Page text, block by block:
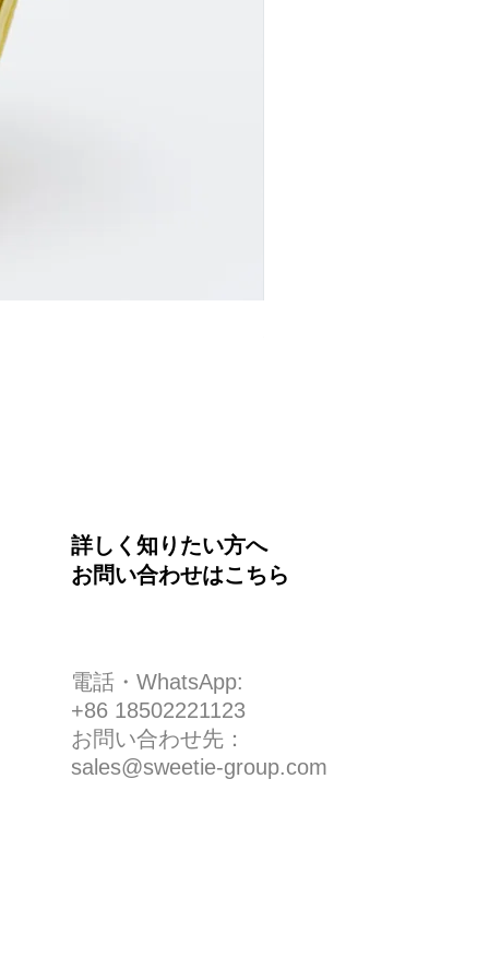
詳しく知りたい方へ
お問い合わせはこちら
電話・WhatsApp:
+86 18502221123
お問い合わせ先：
sales@sweetie-group.com